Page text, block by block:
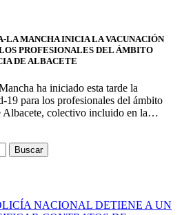
LA MANCHA INICIA LA VACUNACIÓN
PROFESIONALES DEL ÁMBITO
DE ALBACETE
ha iniciado esta tarde la
19 para los profesionales del ámbito
Albacete, colectivo incluido en la…
NACIONAL DETIENE A UN